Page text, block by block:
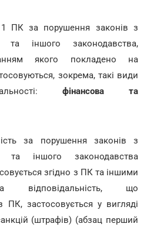
ПК за порушення законів з
та іншого законодавства,
якого покладено на
зокрема, такі види
фінансова та
за порушення законів з
та іншого законодавства
згідно з ПК та іншими
відповідальність, що
ПК, застосовується у вигляді
(штрафів) (абзац перший